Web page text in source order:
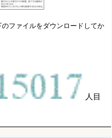
ファイルをダウンロードしてか
人目